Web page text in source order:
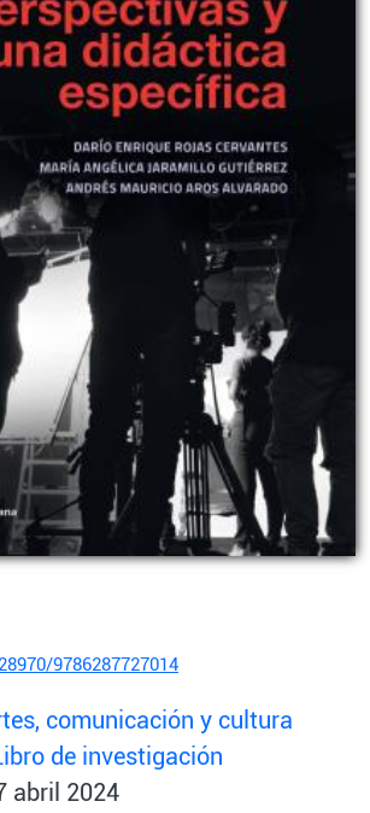
9786287727014
comunicación y cultura
de investigación
abril 2024